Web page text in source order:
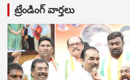
ట్రేండింగ్ వార్తలు